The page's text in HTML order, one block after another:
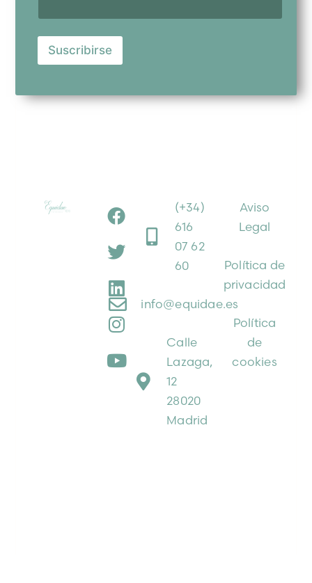
Suscribirse
(+34)
616
07 62
60
info@equidae.es
Calle
Lazaga,
12
28020
Madrid
Aviso
Legal
Política de
privacidad
Política
de
cookies